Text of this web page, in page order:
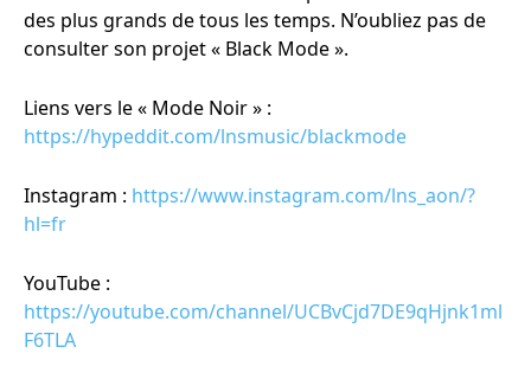
des plus grands de tous les temps. N’oubliez pas de
consulter son projet « Black Mode ».
Liens vers le « Mode Noir » :
https://hypeddit.com/lnsmusic/blackmode
Instagram : https://www.instagram.com/lns_aon/?
hl=fr
YouTube :
https://youtube.com/channel/UCBvCjd7DE9qHjnk1ml
F6TLA